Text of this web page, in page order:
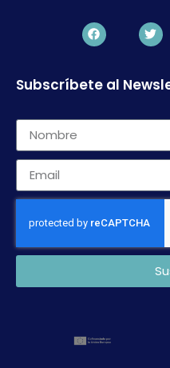
Subscríbete al